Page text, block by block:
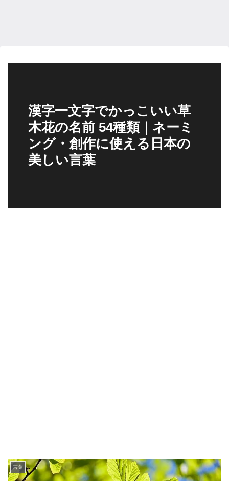
漢字一文字でかっこいい草
木花の名前 54種類｜ネーミ
ング・創作に使える日本の
美しい言葉
言葉